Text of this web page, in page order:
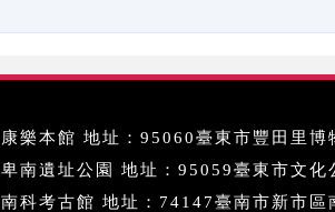
康樂本館 地址：95060臺東市豐田里
卑南遺址公園 地址：95059臺東市文
南科考古館 地址：74147臺南市新市